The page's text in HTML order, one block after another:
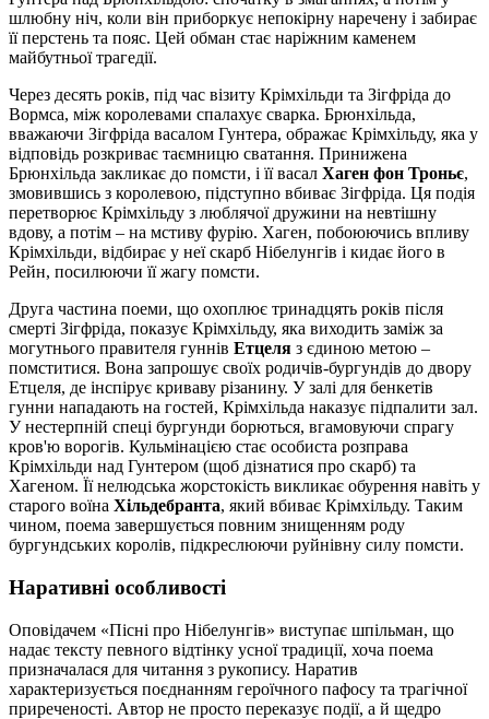
шлюбну ніч, коли він приборкує непокірну наречену і забирає
її перстень та пояс. Цей обман стає наріжним каменем
майбутньої трагедії.
Через десять років, під час візиту Крімхільди та Зігфріда до
Вормса, між королевами спалахує сварка. Брюнхільда,
вважаючи Зігфріда васалом Гунтера, ображає Крімхільду, яка у
відповідь розкриває таємницю сватання. Принижена
Брюнхільда закликає до помсти, і її васал Хаген фон Троньє,
змовившись з королевою, підступно вбиває Зігфріда. Ця подія
перетворює Крімхільду з люблячої дружини на невтішну
вдову, а потім – на мстиву фурію. Хаген, побоюючись впливу
Крімхільди, відбирає у неї скарб Нібелунгів і кидає його в
Рейн, посилюючи її жагу помсти.
Друга частина поеми, що охоплює тринадцять років після
смерті Зігфріда, показує Крімхільду, яка виходить заміж за
могутнього правителя гуннів Етцеля з єдиною метою –
помститися. Вона запрошує своїх родичів-бургундів до двору
Етцеля, де інспірує криваву різанину. У залі для бенкетів
гунни нападають на гостей, Крімхільда наказує підпалити зал.
У нестерпній спеці бургунди борються, вгамовуючи спрагу
кров'ю ворогів. Кульмінацією стає особиста розправа
Крімхільди над Гунтером (щоб дізнатися про скарб) та
Хагеном. Її нелюдська жорстокість викликає обурення навіть у
старого воїна Хільдебранта, який вбиває Крімхільду. Таким
чином, поема завершується повним знищенням роду
бургундських королів, підкреслюючи руйнівну силу помсти.
Наративні особливості
Оповідачем «Пісні про Нібелунгів» виступає шпільман, що
надає тексту певного відтінку усної традиції, хоча поема
призначалася для читання з рукопису. Наратив
характеризується поєднанням героїчного пафосу та трагічної
приреченості. Автор не просто переказує події, а й щедро